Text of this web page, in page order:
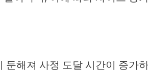
해져 사정 도달 시간이 증가